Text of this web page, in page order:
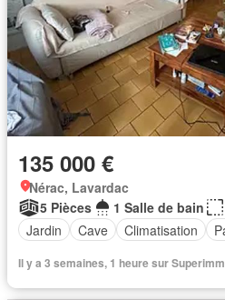
135 000 €
Nérac, Lavardac
5 Pièces
1 Salle de bain
Jardin
Cave Climatisation
Il y a 3 semaines, 1 heure sur